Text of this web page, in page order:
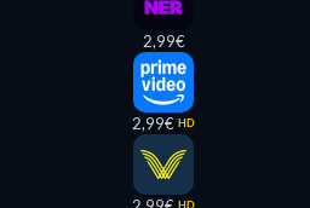
2,99€
2,99€ HD
HD